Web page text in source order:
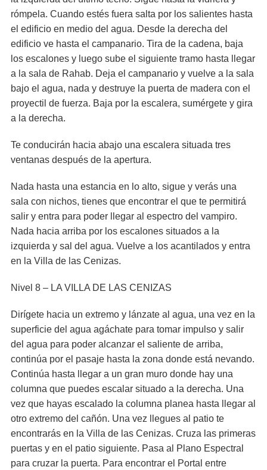
rómpela. Cuando estés fuera salta por los salientes hasta
el edificio en medio del agua. Desde la derecha del
edificio ve hasta el campanario. Tira de la cadena, baja
los escalones y luego sube el siguiente tramo hasta llegar
a la sala de Rahab. Deja el campanario y vuelve a la sala
bajo el agua, nada y destruye la puerta de madera con el
proyectil de fuerza. Baja por la escalera, sumérgete y gira
a la derecha.
Te conducirán hacia abajo una escalera situada tres
ventanas después de la apertura.
Nada hasta una estancia en lo alto, sigue y verás una
sala con nichos, tienes que encontrar el que te permitirá
salir y entra para poder llegar al espectro del vampiro.
Nada hacia arriba por los escalones situados a la
izquierda y sal del agua. Vuelve a los acantilados y entra
en la Villa de las Cenizas.
Nivel 8 – LA VILLA DE LAS CENIZAS
Dirígete hacia un extremo y lánzate al agua, una vez en la
superficie del agua agáchate para tomar impulso y salir
del agua para poder alcanzar el saliente de arriba,
continúa por el pasaje hasta la zona donde está nevando.
Continúa hasta llegar a un gran muro donde hay una
columna que puedes escalar situado a la derecha. Una
vez que hayas escalado la columna planea hasta llegar al
otro extremo del cañón. Una vez llegues al patio te
encontrarás en la Villa de las Cenizas. Cruza las primeras
puertas y en el patio siguiente. Pasa al Plano Espectral
para cruzar la puerta. Para encontrar el Portal entre